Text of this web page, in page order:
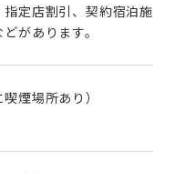
定店割引、契約宿泊施
煙場所あり）